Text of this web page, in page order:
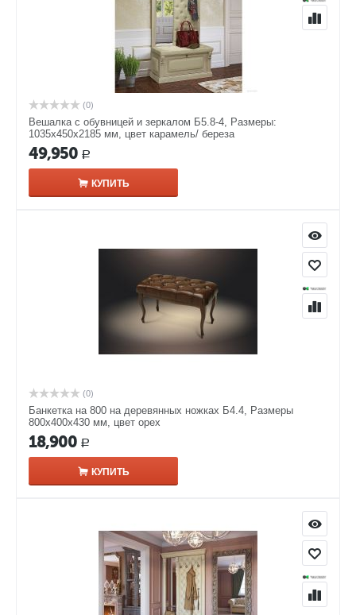
(0)
Вешалка с обувницей и зеркалом Б5.8-4, Размеры:
1035х450х2185 мм, цвет карамель/ береза
49,950 Р
КУПИТЬ
(0)
Банкетка на 800 на деревянных ножках Б4.4, Размеры
800х400х430 мм, цвет орех
18,900 Р
КУПИТЬ